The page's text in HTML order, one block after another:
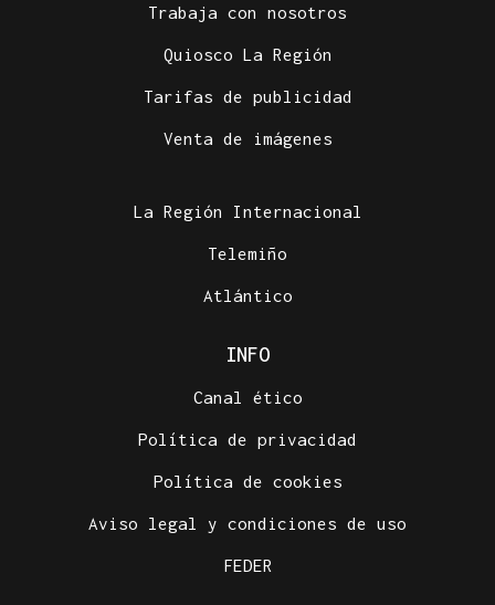
Trabaja con nosotros
Quiosco La Región
Tarifas de publicidad
Venta de imágenes
La Región Internacional
Telemiño
Atlántico
INFO
Canal ético
Política de privacidad
Política de cookies
Aviso legal y condiciones de uso
FEDER